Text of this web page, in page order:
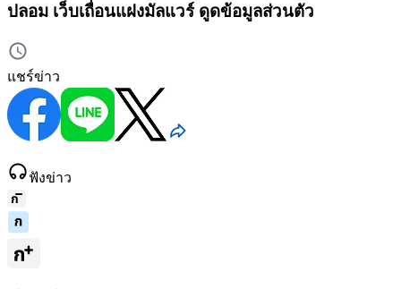
ปลอม เว็บเถื่อนแฝงมัลแวร์ ดูดข้อมูลส่วนตัว
แชร์ข่าว
ฟังข่าว